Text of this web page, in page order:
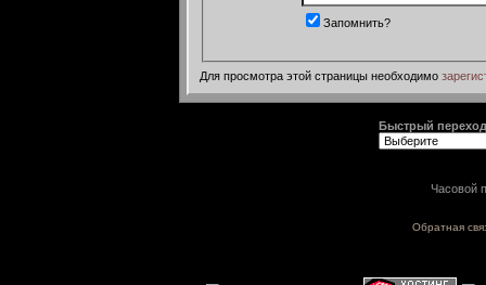
Запомнить?
Для просмотра этой страницы необходимо
Быстрый переход
Часовой
Обратная